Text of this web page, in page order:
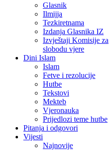
Glasnik
Ilmijja
Tezkiretnama
Izdanja Glasnika IZ
Izvještaji Komisije za
slobodu vjere
Dini Islam
Islam
Fetve i rezolucije
Hutbe
Tekstovi
Mekteb
Vjeronauka
Prijedlozi teme hutbe
Pitanja i odgovori
Vijesti
Najnovije